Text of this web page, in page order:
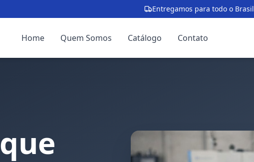
Entregamos para todo o Brasil
Home Quem Somos Catálogo Contato
que